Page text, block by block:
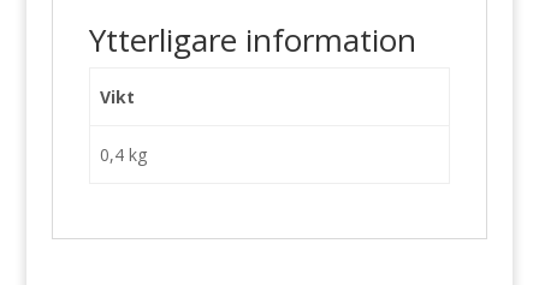
Ytterligare information
Vikt
0,4 kg